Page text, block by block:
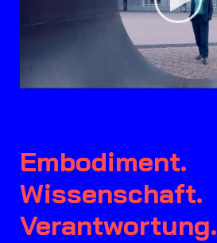
Embodiment.
Wissenschaft.
Verantwortung.